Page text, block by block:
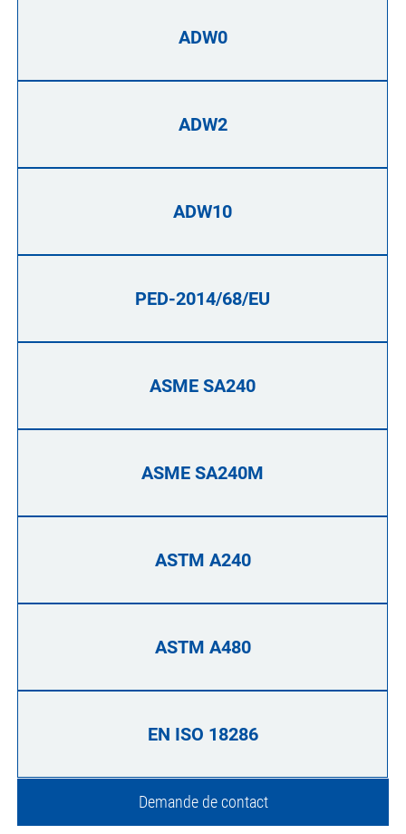
ADW0
ADW2
ADW10
PED-2014/68/EU
ASME SA240
ASME SA240M
ASTM A240
ASTM A480
EN ISO 18286
Demande de contact